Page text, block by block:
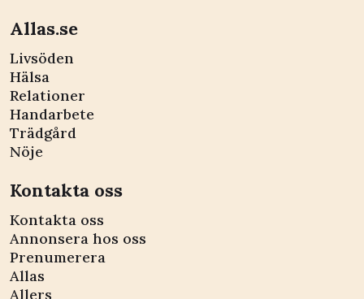
Allas.se
Livsöden
Hälsa
Relationer
Handarbete
Trädgård
Nöje
Kontakta oss
Kontakta oss
Annonsera hos oss
Prenumerera
Allas
Allers